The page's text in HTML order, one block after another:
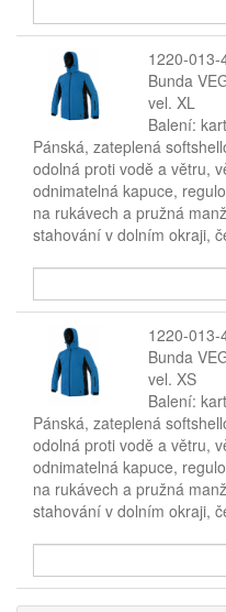
1220-013-
Bunda
vel. XL
Balení:
Pánská, zateplená
odolná proti vodě a větru,
odnimatelná kapuce,
na rukávech a pružná
stahování v dolním okraji,
1220-013-
Bunda
vel. XS
Balení:
Pánská, zateplená
odolná proti vodě a větru,
odnimatelná kapuce,
na rukávech a pružná
stahování v dolním okraji,